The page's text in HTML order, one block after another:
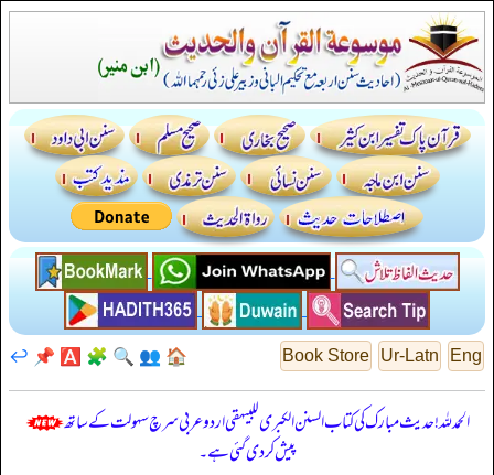
Eng
Ur-Latn
Book Store
🏠
👥
🔍
🧩
🅰️
📌
↩️
الحمدللہ! حدیث مبارک کی کتاب السنن الكبرى للبيهقي اردو عربی سرچ سہولت کے ساتھ
پیش کر دی گئی ہے۔